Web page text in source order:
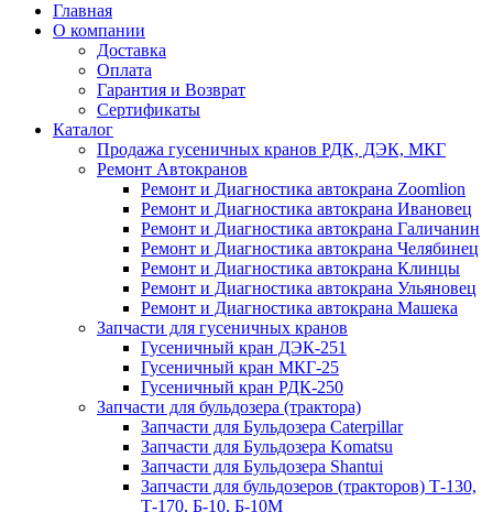
Главная
О компании
Доставка
Оплата
Гарантия и Возврат
Сертификаты
Каталог
Продажа гусеничных кранов РДК, ДЭК, МКГ
Ремонт Автокранов
Ремонт и Диагностика автокрана Zoomlion
Ремонт и Диагностика автокрана Ивановец
Ремонт и Диагностика автокрана Галичанин
Ремонт и Диагностика автокрана Челябинец
Ремонт и Диагностика автокрана Клинцы
Ремонт и Диагностика автокрана Ульяновец
Ремонт и Диагностика автокрана Машека
Запчасти для гусеничных кранов
Гусеничный кран ДЭК-251
Гусеничный кран МКГ-25
Гусеничный кран РДК-250
Запчасти для бульдозера (трактора)
Запчасти для Бульдозера Caterpillar
Запчасти для Бульдозера Komatsu
Запчасти для Бульдозера Shantui
Запчасти для бульдозеров (тракторов) Т-130,
Т-170, Б-10, Б-10М